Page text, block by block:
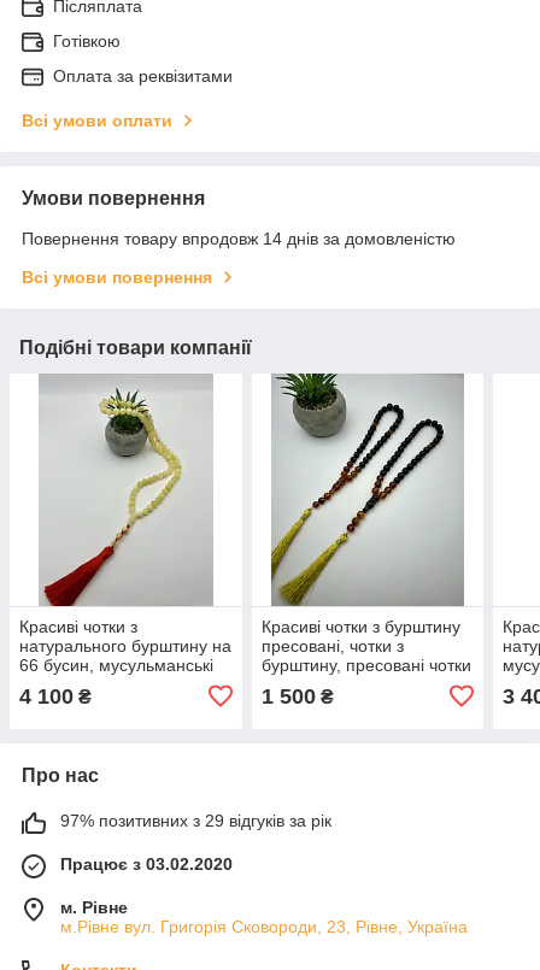
Післяплата
Готівкою
Оплата за реквізитами
Всі умови оплати
Умови повернення
Повернення товару впродовж 14 днів за домовленістю
Всі умови повернення
Подібні товари компанії
Красиві чотки з
натурального бурштину на
66 бусин, мусульманські
чотки з бурштину , чотки з
бурштину
4 100 ₴
Красиві чотки з бурштину
пресовані, чотки з
бурштину, пресовані чотки
1 500₴ 3
Про нас
97% позитивних з 29 відгуків за рік
Працює з 03.02.2020
м. Рівне
м.Рівне вул. Григорія Сковороди, 23, Рівне, Україна